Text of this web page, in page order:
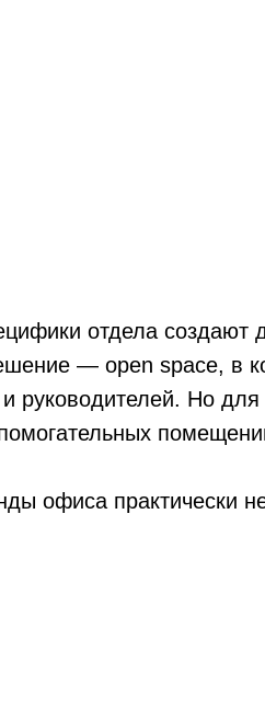
отдела создают
— open space, в
руководителей. Но для
офиса практически